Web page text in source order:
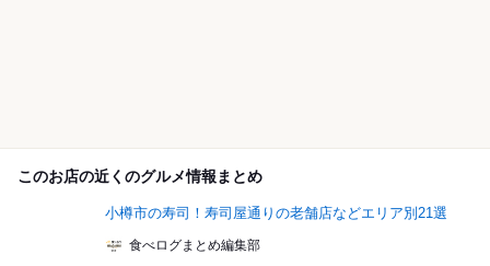
このお店の近くのグルメ情報まとめ
小樽市の寿司！寿司屋通りの老舗店などエリア別21選
食べログまとめ編集部